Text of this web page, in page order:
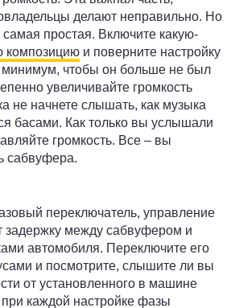
делают неправильно. Но
самая простая. Включите какую-
композицию и поверните настройку
минимум, чтобы он больше не был
увеличивайте громкость
не начнете слышать, как музыка
басами. Как только вы услышали
громкость. Все – вы
сабвуфера.
переключатель, управление
задержку между сабвуфером и
автомобиля. Переключите его
и посмотрите, слышите ли вы
от установленного в машине
каждой настройке фазы